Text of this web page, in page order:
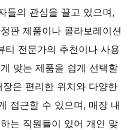
들의 관심을 끌고 있으며,
판 제품이나 콜라보레이션
티 전문가의 추천이나 사용
맞는 제품을 쉽게 선택할
은 편리한 위치와 다양한
접근할 수 있으며, 매장 내
는 직원들이 있어 개인 맞